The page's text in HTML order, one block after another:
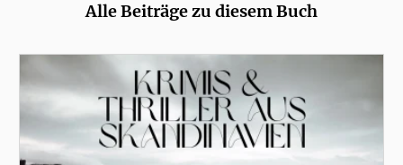
Alle Beiträge zu diesem Buch